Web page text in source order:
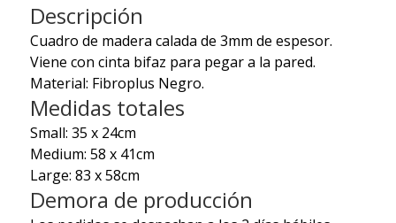
Descripción
Cuadro de madera calada de 3mm de espesor.
Viene con cinta bifaz para pegar a la pared.
Material: Fibroplus Negro.
Medidas totales
Small: 35 x 24cm
Medium: 58 x 41cm
Large: 83 x 58cm
Demora de producción